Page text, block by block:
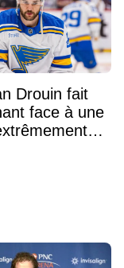
Drouin fait
face à une